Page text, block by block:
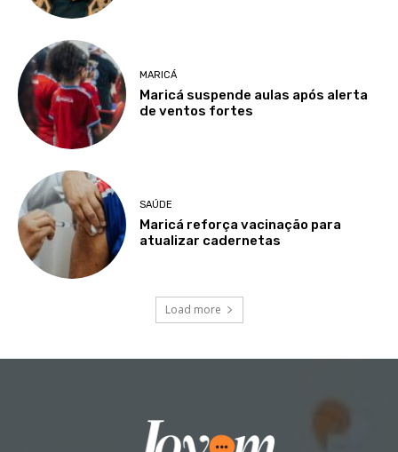
MARICÁ
Maricá suspende aulas após alerta
de ventos fortes
SAÚDE
Maricá reforça vacinação para
atualizar cadernetas
Load more